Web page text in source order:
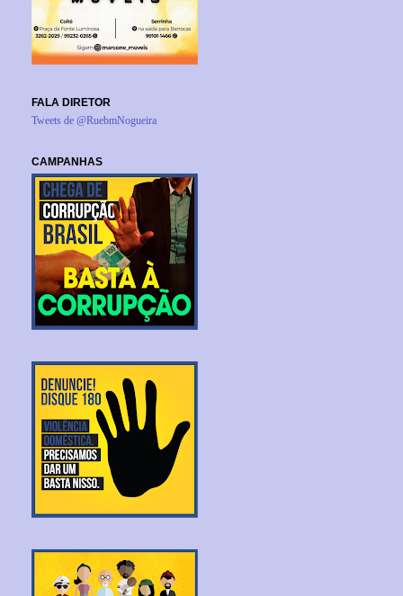
FALA DIRETOR
Tweets de @RuebmNogueira
CAMPANHAS